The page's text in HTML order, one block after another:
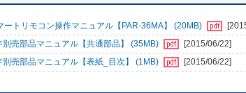
ートリモコン操作マニュアル【PAR-36MA】 (20MB)
別売部品マニュアル【共通部品】 (35MB)
[2015/06/22]
別売部品マニュアル【表紙_目次】 (1MB)
[2015/06/22]